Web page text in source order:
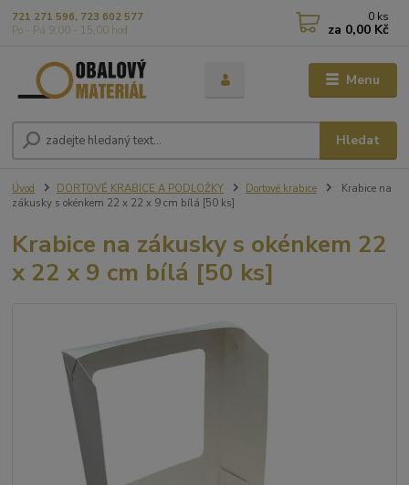
Menu
Hledat
721 271 596, 723 602 577
Po - Pá 9,00 - 15,00 hod
0 ks
za 0,00 Kč
Úvod DORTOVÉ KRABICE A PODLOŽKY Dortové krabice
Krabice na
zákusky s okénkem 22 x 22 x 9 cm bílá [50 ks]
Krabice na zákusky s okénkem 22
x 22 x 9 cm bílá [50 ks]